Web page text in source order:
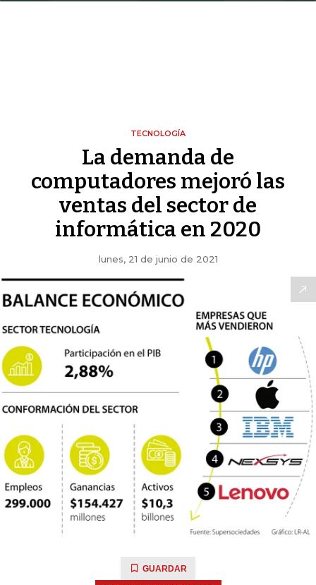
TECNOLOGÍA
La demanda de
computadores mejoró las
ventas del sector de
informática en 2020
lunes, 21 de junio de 2021
GUARDAR